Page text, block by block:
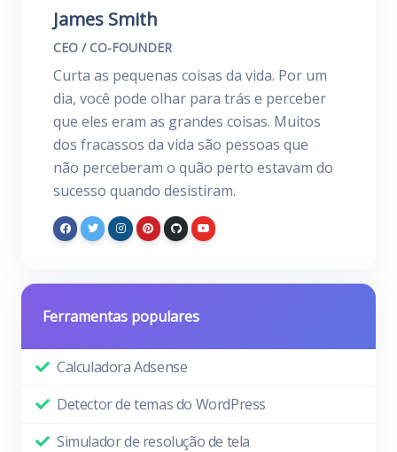
James Smith
CEO / CO-FOUNDER
Curta as pequenas coisas da vida. Por um
dia, você pode olhar para trás e perceber
que eles eram as grandes coisas. Muitos
dos fracassos da vida são pessoas que
não perceberam o quão perto estavam do
sucesso quando desistiram.
Ferramentas populares
Calculadora Adsense
Detector de temas do WordPress
Simulador de resolução de tela